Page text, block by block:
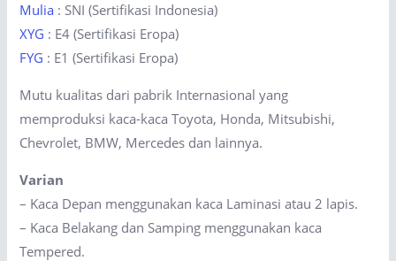
Mulia : SNI (Sertifikasi Indonesia)
XYG : E4 (Sertifikasi Eropa)
FYG : E1 (Sertifikasi Eropa)
Mutu kualitas dari pabrik Internasional yang
memproduksi kaca-kaca Toyota, Honda, Mitsubishi,
Chevrolet, BMW, Mercedes dan lainnya.
Varian
– Kaca Depan menggunakan kaca Laminasi atau 2 lapis.
– Kaca Belakang dan Samping menggunakan kaca
Tempered.